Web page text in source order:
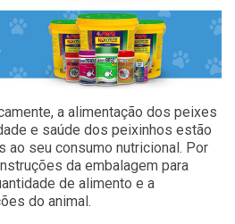
a alimentação dos peixes
e saúde dos peixinhos estão
ao seu consumo nutricional. Por
da embalagem para
de alimento e a
do animal.